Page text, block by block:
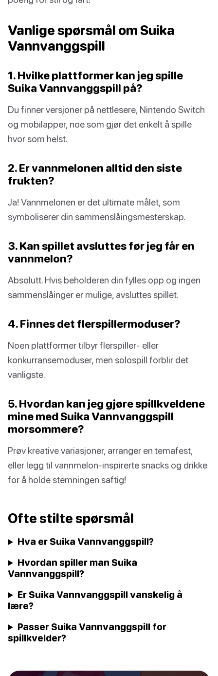
Vanlige spørsmål om Suika
Vannvanggspill
1. Hvilke plattformer kan jeg spille
Suika Vannvanggspill på?
Du finner versjoner på nettlesere, Nintendo Switch
og mobilapper, noe som gjør det enkelt å spille
hvor som helst.
2. Er vannmelonen alltid den siste
frukten?
Ja! Vannmelonen er det ultimate målet, som
symboliserer din sammenslåingsmesterskap.
3. Kan spillet avsluttes før jeg får en
vannmelon?
Absolutt. Hvis beholderen din fylles opp og ingen
sammenslåinger er mulige, avsluttes spillet.
4. Finnes det flerspillermoduser?
Noen plattformer tilbyr flerspiller- eller
konkurransemoduser, men solospill forblir det
vanligste.
5. Hvordan kan jeg gjøre spillkveldene
mine med Suika Vannvanggspill
morsommere?
Prøv kreative variasjoner, arranger en temafest,
eller legg til vannmelon-inspirerte snacks og drikke
for å holde stemningen saftig!
Ofte stilte spørsmål
Hva er Suika Vannvanggspill?
Hvordan spiller man Suika
Vannvanggspill?
Er Suika Vannvanggspill vanskelig å
lære?
Passer Suika Vannvanggspill for
spillkvelder?